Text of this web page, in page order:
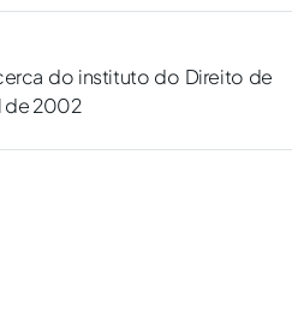
do instituto do Direito de
de 2002